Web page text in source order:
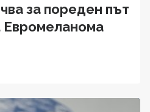
за пореден път
Евромеланома